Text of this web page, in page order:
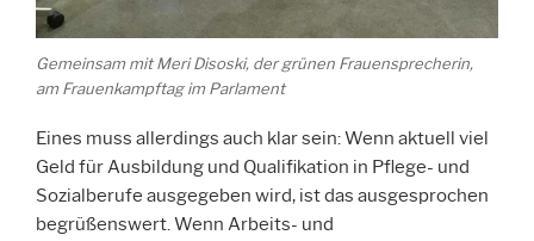
Gemeinsam mit Meri Disoski, der grünen Frauensprecherin,
am Frauenkampftag im Parlament
Eines muss allerdings auch klar sein: Wenn aktuell viel
Geld für Ausbildung und Qualifikation in Pflege- und
Sozialberufe ausgegeben wird, ist das ausgesprochen
begrüßenswert. Wenn Arbeits- und